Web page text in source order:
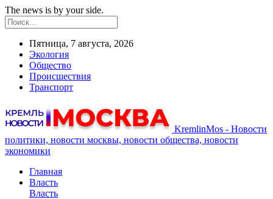
The news is by your side.
Пятница, 7 августа, 2026
Экология
Общество
Происшествия
Транспорт
KremlinMos - Новости
политики, новости москвы, новости общества, новости
экономики
Главная
Власть
Власть